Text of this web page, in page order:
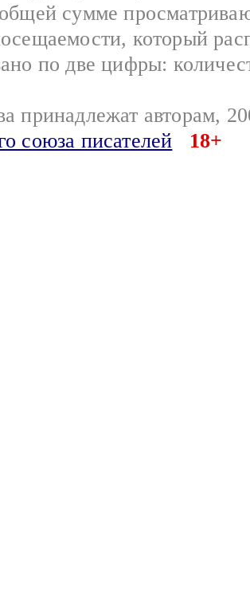
сумме
который
по две цифры:
принадлежат авторам,
союза писателей
18+